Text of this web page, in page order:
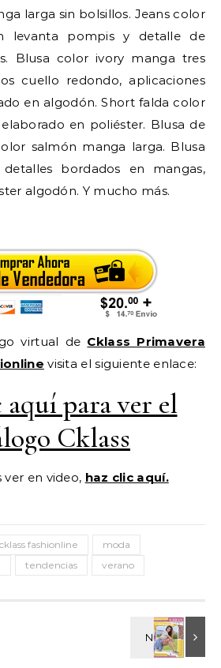
larga sin bolsillos. Jeans color
levanta pompis y detalle de
Blusa color ivory manga tres
cuello redondo, aplicaciones
en algodón. Short falda color
en poliéster. Blusa de
salmón manga larga. Blusa
bordados en mangas,
algodón. Y mucho más.
virtual de Cklass Primavera
visita el siguiente enlace:
para ver el
Cklass
en video, haz clic aquí.
cklass fashionline
moda
tendencias verano